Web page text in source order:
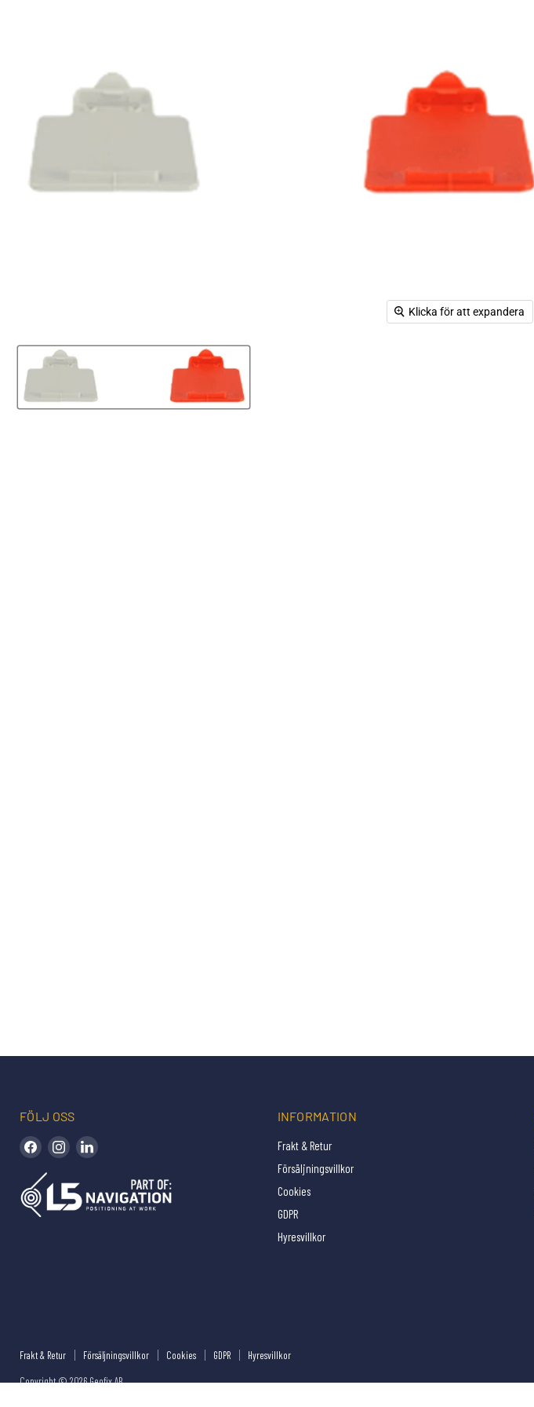
Klicka för att expandera
FÖLJ OSS
Hitta oss på Facebook
Hitta oss på Instagram
INFORMATION
Frakt & Retur
Försäljningsvillkor
Cookies
GDPR
Hyresvillkor
Frakt & Retur Försäljningsvillkor Cookies GDPR Hyresvillkor
Copyright © 2026 Geofix AB .